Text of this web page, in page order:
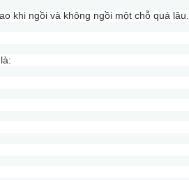
khi ngồi và không ngồi một chỗ quá lâu.